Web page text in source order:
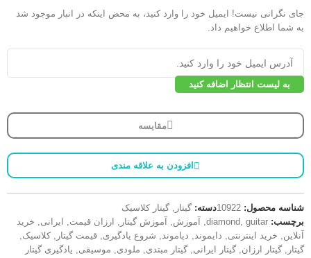
جای نگرانی نیست! ایمیل خود را وارد کنید، به محض اینکه در انبار موجود شد
به شما اطلاع خواهیم داد.
به لیست انتظار اضافه کنید
مقایسه
افزودن به علاقه مندی
شناسه محصول: 10922دسته: گیتار
گیتار کلاسیک
برچسب:
diamond guitar آموزش آموزش گیتار ارزان قیمت ایرانی
خرید
آنلاین
خرید اینترنتی دایموند دیاموند شروع یادگیری قیمت گیتار کلاسیک
گیتار
گیتار ارزان گیتار ایرانی گیتار مبتدی ملودی موسیقی یادگیری گیتار